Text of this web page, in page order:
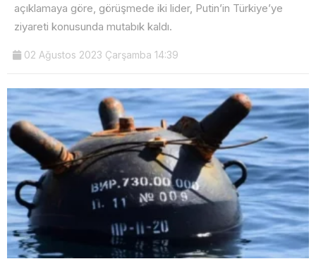
açıklamaya göre, görüşmede iki lider, Putin’in Türkiye’ye
ziyareti konusunda mutabık kaldı.
02 Ağustos 2023 Çarşamba 14:39